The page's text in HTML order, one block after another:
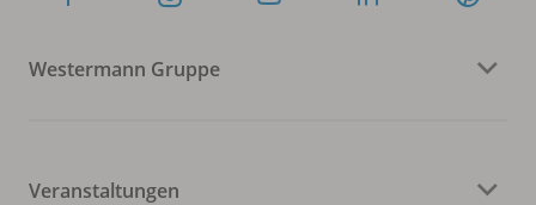
Westermann Gruppe
Veranstaltungen